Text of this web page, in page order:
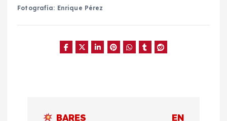
Fotografía: Enrique Pérez
BARES
EN